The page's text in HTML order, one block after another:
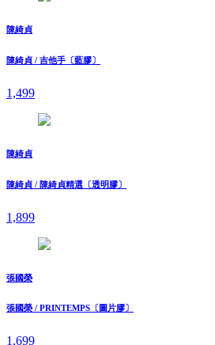
陳綺貞
陳綺貞 / 吉他手〔藍膠〕
1,499
陳綺貞
陳綺貞 / 陳綺貞精選〔透明膠〕
1,899
張國榮
張國榮 / PRINTEMPS〔圖片膠〕
1,699